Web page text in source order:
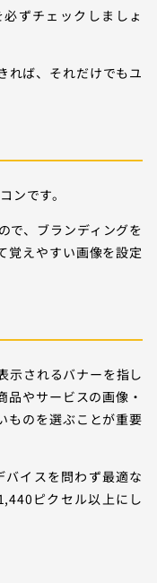
ずチェックしましょ
れば、それだけでもユ
ンです。
で、ブランディングを
覚えやすい画像を設定
示されるバナーを指し
品やサービスの画像・
ものを選ぶことが重要
イスを問わず最適な
ピクセル以上にし